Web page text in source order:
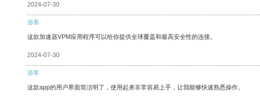
2024-07-30
游客
这款加速器VPM应用程序可以给你提供全球覆盖和最高安全性的连接。
2024-07-30
游客
这款app的用户界面简洁明了，使用起来非常容易上手，让我能够快速熟悉操作。